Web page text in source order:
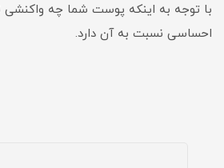
با توجه به اینکه پوست شما چه
احساسی نسبت به آن دارد.